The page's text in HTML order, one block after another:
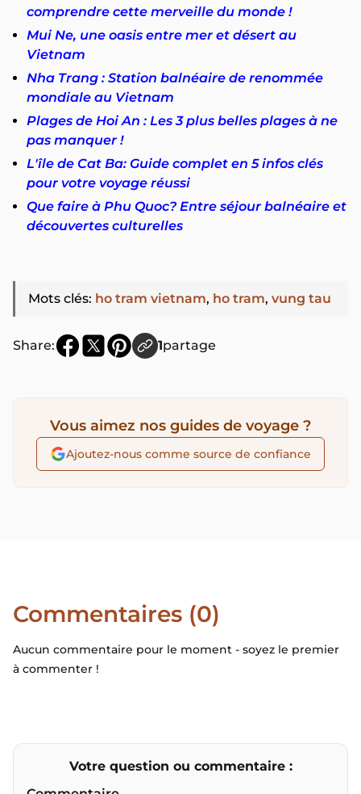
comprendre cette merveille du monde !
Mui Ne, une oasis entre mer et désert au
Vietnam
Nha Trang : Station balnéaire de renommée
mondiale au Vietnam
Plages de Hoi An : Les 3 plus belles plages à ne
pas manquer !
L'île de Cat Ba: Guide complet en 5 infos clés
pour votre voyage réussi
Que faire à Phu Quoc? Entre séjour balnéaire et
découvertes culturelles
Mots clés: ho tram vietnam, ho tram, vung tau
Share: 1partage
Vous aimez nos guides de voyage ?
Ajoutez-nous comme source de confiance
Commentaires (0)
Aucun commentaire pour le moment - soyez le premier
à commenter !
Votre question ou commentaire :